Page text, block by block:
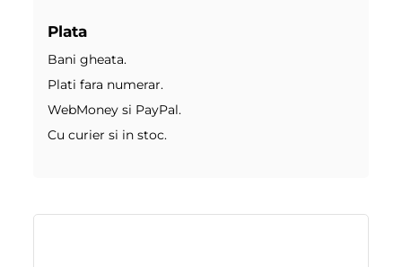
Plata
Bani gheata.
Plati fara numerar.
WebMoney si PayPal.
Cu curier si in stoc.